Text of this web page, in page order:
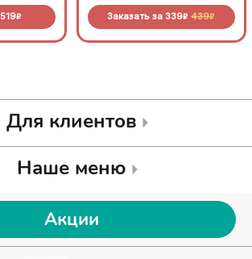
519R
попробовать!
Заказать за 339R 439R
Для клиентов
Наше меню
Акции